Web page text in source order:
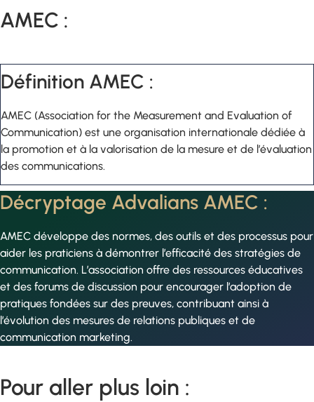
AMEC :
Définition AMEC :
AMEC (Association for the Measurement and Evaluation of
Communication) est une organisation internationale dédiée à
la promotion et à la valorisation de la mesure et de l’évaluation
des communications.
Décryptage Advalians AMEC :
AMEC développe des normes, des outils et des processus pour
aider les praticiens à démontrer l’efficacité des stratégies de
communication. L’association offre des ressources éducatives
et des forums de discussion pour encourager l’adoption de
pratiques fondées sur des preuves, contribuant ainsi à
l’évolution des mesures de relations publiques et de
communication marketing.
Pour aller plus loin :